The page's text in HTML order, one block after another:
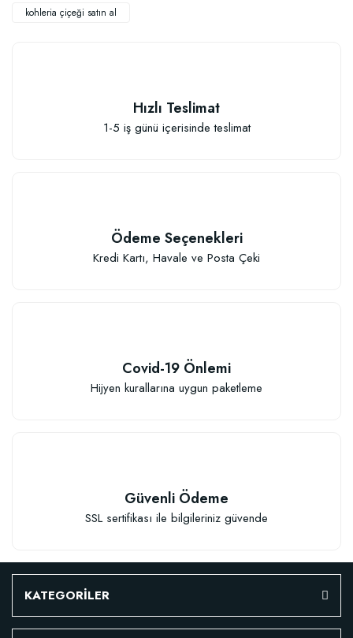
106,81 TL
kohleria çiçeği satın al
Hızlı Teslimat
1-5 iş günü içerisinde teslimat
Ödeme Seçenekleri
Kredi Kartı, Havale ve Posta Çeki
Covid-19 Önlemi
Hijyen kurallarına uygun paketleme
Güvenli Ödeme
SSL sertifikası ile bilgileriniz güvende
KATEGORİLER